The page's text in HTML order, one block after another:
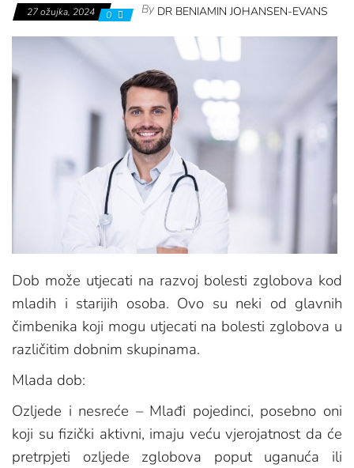
27 ožujka, 2024 0 By DR BENIAMIN JOHANSEN-EVANS
Dob može utjecati na razvoj bolesti zglobova kod
mladih i starijih osoba. Ovo su neki od glavnih
čimbenika koji mogu utjecati na bolesti zglobova u
različitim dobnim skupinama.
Mlada dob:
Ozljede i nesreće – Mlađi pojedinci, posebno oni
koji su fizički aktivni, imaju veću vjerojatnost da će
pretrpjeti ozljede zglobova poput uganuća ili